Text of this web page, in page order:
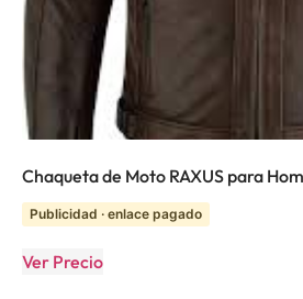
Chaqueta de Moto RAXUS para
Publicidad · enlace pagado
Ver Precio